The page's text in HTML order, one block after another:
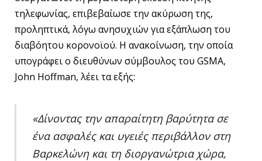
τηλεφωνίας, επιβεβαίωσε την ακύρωση της,
προληπτικά, λόγω ανησυχιών για εξάπλωση του
διαβόητου κορονοϊού. Η ανακοίνωση, την οποία
υπογράφει ο διευθύνων σύμβουλος του GSMA,
John Hoffman, λέει τα εξής:
«Δίνοντας την απαραίτητη βαρύτητα σε
ένα ασφαλές και υγειές περιβάλλον στη
Βαρκελώνη και τη διοργανώτρια χώρα,